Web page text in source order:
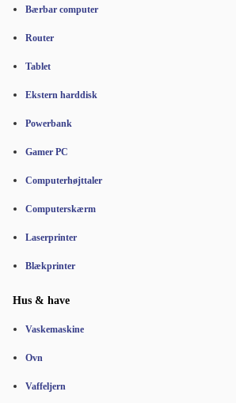
Bærbar computer
Router
Tablet
Ekstern harddisk
Powerbank
Gamer PC
Computerhøjttaler
Computerskærm
Laserprinter
Blækprinter
Hus & have
Vaskemaskine
Ovn
Vaffeljern